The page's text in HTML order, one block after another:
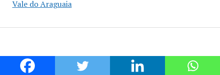
Vale do Araguaia